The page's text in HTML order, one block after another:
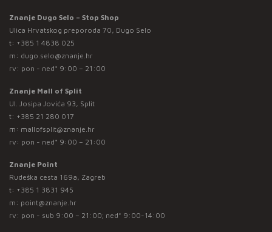
Znanje Dugo Selo – Stop Shop
Ulica Hrvatskog preporoda 70, Dugo Selo
t: +385 1 4838 025
m: dugo.selo@znanje.hr
rv: pon - ned* 9:00 – 21:00
Znanje Mall of Split
Ul. Josipa Jovića 93, Split
t: +385 21 280 017
m: mallofsplit@znanje.hr
rv: pon - ned* 9:00 – 21:00
Znanje Point
Rudeška cesta 169a, Zagreb
t: +385 1 3831 945
m: point@znanje.hr
rv: pon - sub 9:00 – 21:00; ned* 9:00-14:00